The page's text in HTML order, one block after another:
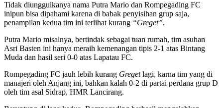
Tidak diunggulkanya nama Putra Mario dan Rompegading FC
inipun bisa dipahami karena di babak penyisihan grup saja,
penampilan kedua tim ini terlihat kurang “Greget”.
Putra Mario misalnya, bertindak sebagai tuan rumah, tim asuhan
Asri Basten ini hanya meraih kemenangan tipis 2-1 atas Bintang
Muda dan hasil seri 0-0 atas Lapatau FC.
Rompegading FC jauh lebih kurang Gregetlagi, karna tim yang di
manajeri oleh Anjang ini, bahkan kalah 0-2 di partai perdana grup D
oleh tim asal Sidrap, HMR Lancirang.